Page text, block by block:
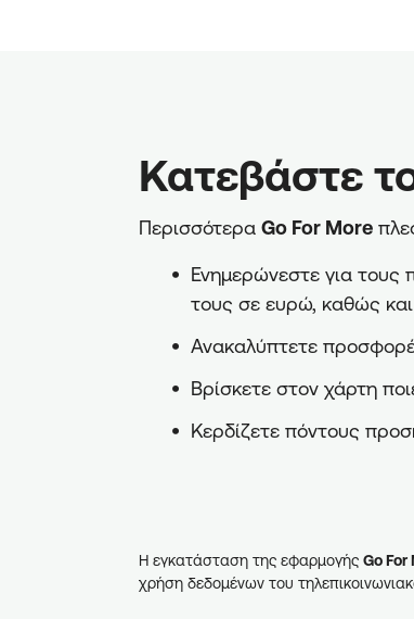
Κατεβάστε
Περισσότερα Go For More
Ενημερώνεστε για τους
τους σε ευρώ, καθώς
Ανακαλύπτετε
Βρίσκετε στον χάρτη
Κερδίζετε πόντους
Η εγκατάσταση της εφαρμογής Go For
χρήση δεδομένων του